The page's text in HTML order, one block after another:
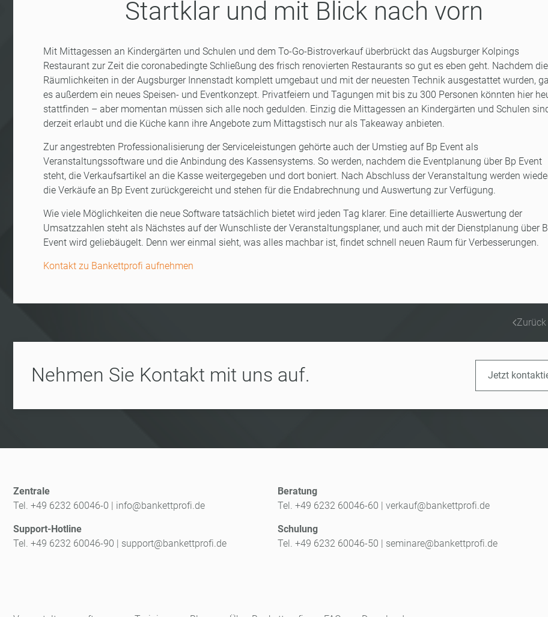
Startklar und mit Blick nach vorn
Mit Mittagessen an Kindergärten und Schulen und dem To-Go-Bistroverkauf überbrückt das Augsburger Kolpings
Restaurant zur Zeit die coronabedingte Schließung des frisch renovierten Restaurants so gut es eben geht. Nachdem die
Räumlichkeiten in der Augsburger Innenstadt komplett umgebaut und mit der neuesten Technik ausgestattet wurden,
es außerdem ein neues Speisen- und Eventkonzept. Privatfeiern und Tagungen mit bis zu 300 Personen könnten hier
stattfinden – aber momentan müssen sich alle noch gedulden. Einzig die Mittagessen an Kindergärten und Schulen
derzeit erlaubt und die Küche kann ihre Angebote zum Mittagstisch nur als Takeaway anbieten.
Zur angestrebten Professionalisierung der Serviceleistungen gehörte auch der Umstieg auf Bp Event als
Veranstaltungssoftware und die Anbindung des Kassensystems. So werden, nachdem die Eventplanung über Bp Event
steht, die Verkaufsartikel an die Kasse weitergegeben und dort boniert. Nach Abschluss der Veranstaltung werden
die Verkäufe an Bp Event zurückgereicht und stehen für die Endabrechnung und Auswertung zur Verfügung.
Wie viele Möglichkeiten die neue Software tatsächlich bietet wird jeden Tag klarer. Eine detaillierte Auswertung der
Umsatzzahlen steht als Nächstes auf der Wunschliste der Veranstaltungsplaner, und auch mit der Dienstplanung über
Event wird geliebäugelt. Denn wer einmal sieht, was alles machbar ist, findet schnell neuen Raum für Verbesserungen.
Kontakt zu Bankettprofi aufnehmen
Zurück
Nehmen Sie Kontakt mit uns auf. Jetzt
Zentrale
Tel. +49 6232 60046-0 | info@bankettprofi.de
Support-Hotline
Tel. +49 6232 60046-90 | support@bankettprofi.de
Beratung
Tel. +49 6232 60046-60 | verkauf@bankettprofi.de
Schulung
Tel. +49 6232 60046-50 | seminare@bankettprofi.de